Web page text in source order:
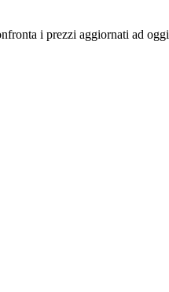
i prezzi aggiornati ad oggi